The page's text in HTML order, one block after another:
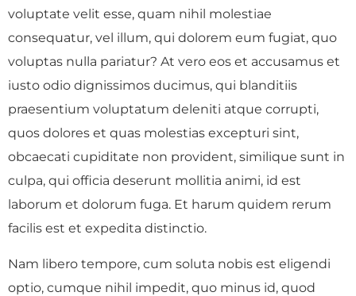
voluptate velit esse, quam nihil molestiae
consequatur, vel illum, qui dolorem eum fugiat, quo
voluptas nulla pariatur? At vero eos et accusamus et
iusto odio dignissimos ducimus, qui blanditiis
praesentium voluptatum deleniti atque corrupti,
quos dolores et quas molestias excepturi sint,
obcaecati cupiditate non provident, similique sunt in
culpa, qui officia deserunt mollitia animi, id est
laborum et dolorum fuga. Et harum quidem rerum
facilis est et expedita distinctio.
Nam libero tempore, cum soluta nobis est eligendi
optio, cumque nihil impedit, quo minus id, quod